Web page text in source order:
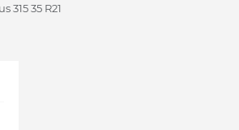
315 35 R21